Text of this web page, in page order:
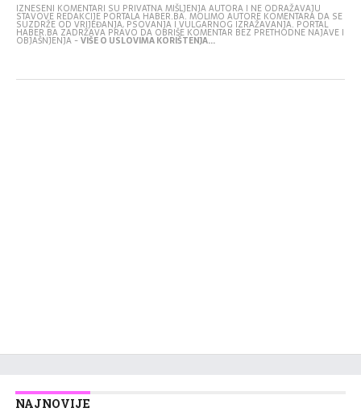
IZNESENI KOMENTARI SU PRIVATNA MIŠLJENJA AUTORA I NE ODRAŽAVAJU
STAVOVE REDAKCIJE PORTALA HABER.BA. MOLIMO AUTORE KOMENTARA DA SE
SUZDRŽE OD VRIJEĐANJA, PSOVANJA I VULGARNOG IZRAŽAVANJA. PORTAL
HABER.BA ZADRŽAVA PRAVO DA OBRIŠE KOMENTAR BEZ PRETHODNE NAJAVE I
OBJAŠNJENJA -VIŠE O USLOVIMA KORIŠTENJA...
NAJNOVIJE